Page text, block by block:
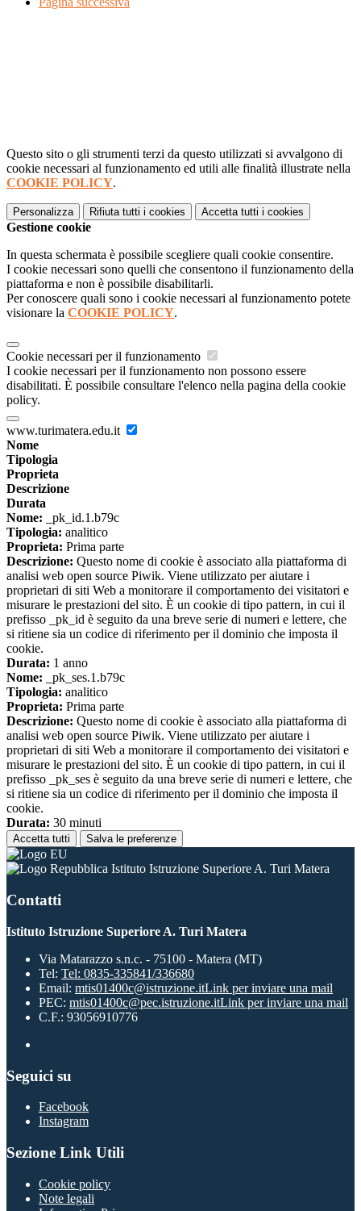
Questo sito o gli strumenti terzi da questo utilizzati si avvalgono di
cookie necessari al funzionamento ed utili alle finalità illustrate nella
COOKIE POLICY.
Personalizza Rifiuta tutti i cookies Accetta tutti i cookies
Gestione cookie
In questa schermata è possibile scegliere quali cookie consentire.
I cookie necessari sono quelli che consentono il funzionamento della
piattaforma e non è possibile disabilitarli.
Per conoscere quali sono i cookie necessari al funzionamento potete
visionare la COOKIE POLICY.
Cookie necessari per il funzionamento
I cookie necessari per il funzionamento non possono essere
disabilitati. È possibile consultare l'elenco nella pagina della cookie
policy.
www.turimatera.edu.it
Nome
Tipologia
Proprieta
Descrizione
Durata
Nome: _pk_id.1.b79c
Tipologia: analitico
Proprieta: Prima parte
Descrizione: Questo nome di cookie è associato alla piattaforma di
analisi web open source Piwik. Viene utilizzato per aiutare i
proprietari di siti Web a monitorare il comportamento dei visitatori e
misurare le prestazioni del sito. È un cookie di tipo pattern, in cui il
prefisso _pk_id è seguito da una breve serie di numeri e lettere, che
si ritiene sia un codice di riferimento per il dominio che imposta il
cookie.
Durata: 1 anno
Nome: _pk_ses.1.b79c
Tipologia: analitico
Proprieta: Prima parte
Descrizione: Questo nome di cookie è associato alla piattaforma di
analisi web open source Piwik. Viene utilizzato per aiutare i
proprietari di siti Web a monitorare il comportamento dei visitatori e
misurare le prestazioni del sito. È un cookie di tipo pattern, in cui il
prefisso _pk_ses è seguito da una breve serie di numeri e lettere, che
si ritiene sia un codice di riferimento per il dominio che imposta il
cookie.
Durata: 30 minuti
Accetta tutti Salva le preferenze
Istituto Istruzione Superiore A. Turi Matera
Contatti
Istituto Istruzione Superiore A. Turi Matera
Via Matarazzo s.n.c. - 75100 - Matera (MT)
Tel: Tel: 0835-335841/336680
Email: mtis01400c@istruzione.itLink per inviare una mail
PEC: mtis01400c@pec.istruzione.itLink per inviare una mail
C.F.: 93056910776
Seguici su
Facebook
Instagram
Sezione Link Utili
Cookie policy
Note legali